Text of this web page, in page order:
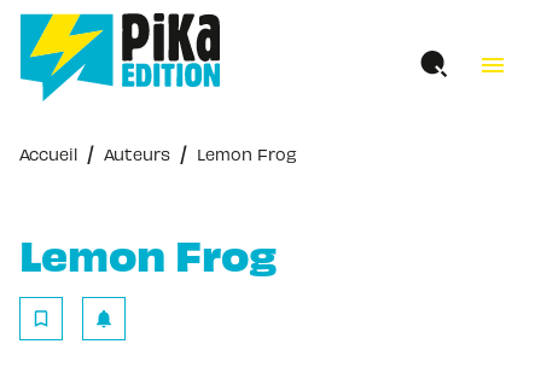
MENU RECHERCHE
PIED DE PAGE
menu
Accueil / Auteurs / Lemon Frog
Lemon Frog
bookmark_border notifications